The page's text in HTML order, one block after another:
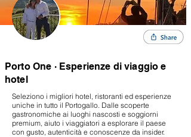
Porto One · Esperienze di viaggio e
hotel
Seleziono i migliori hotel, ristoranti ed esperienze
uniche in tutto il Portogallo. Dalle scoperte
gastronomiche ai luoghi nascosti e soggiorni
premium, aiuto i viaggiatori a esplorare il paese
con gusto, autenticità e conoscenze da insider.